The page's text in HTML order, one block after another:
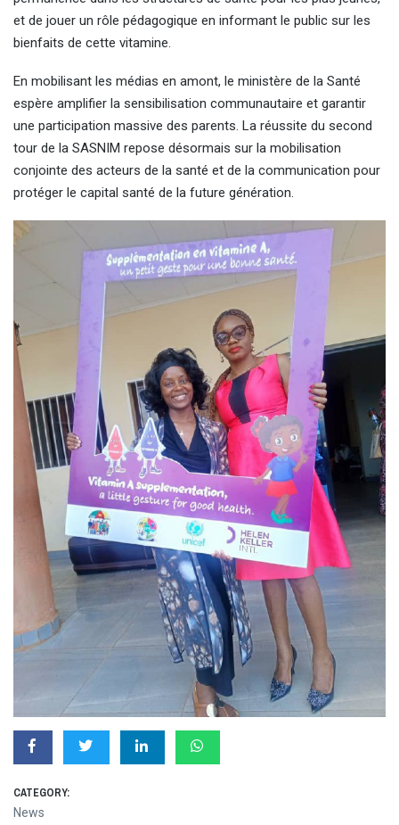
et de jouer un rôle pédagogique en informant le public sur les
bienfaits de cette vitamine.
En mobilisant les médias en amont, le ministère de la Santé
espère amplifier la sensibilisation communautaire et garantir
une participation massive des parents. La réussite du second
tour de la SASNIM repose désormais sur la mobilisation
conjointe des acteurs de la santé et de la communication pour
protéger le capital santé de la future génération.
CATEGORY:
News